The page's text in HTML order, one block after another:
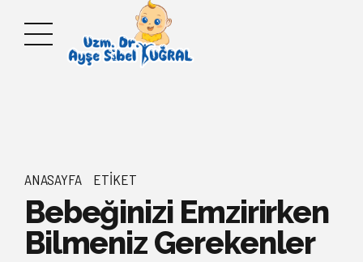
ANASAYFA ETIKET
Bebeğinizi Emzirirken
Bilmeniz Gerekenler